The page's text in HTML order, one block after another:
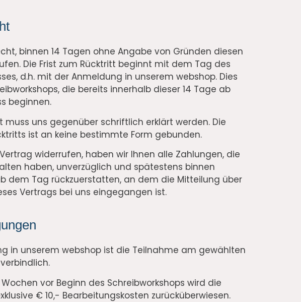
binnen 14 Tagen ohne Angabe von Gründen diesen
Die Frist zum Rücktritt beginnt mit dem Tag des
d.h. mit der Anmeldung in unserem webshop. Dies
die bereits innerhalb dieser 14 Tage ab
beginnen.
muss uns gegenüber schriftlich erklärt werden. Die
ist an keine bestimmte Form gebunden.
widerrufen, haben wir Ihnen alle Zahlungen, die
haben, unverzüglich und spätestens binnen
dem Tag rückzuerstatten, an dem die Mitteilung über
Vertrags bei uns eingegangen ist.
in unserem webshop ist die Teilnahme am gewählten
vor Beginn des Schreibworkshops wird die
€ 10,- Bearbeitungskosten zurücküberwiesen.